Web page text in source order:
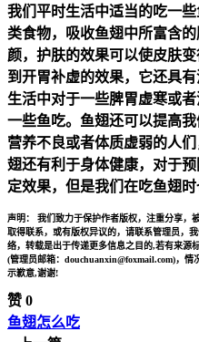
我们平时生活中适当的吃一
类食物，吸收鱼翅中所富含
颜，护肤的效果可以使皮肤
到开胃补虚的效果，它还具
生活中对于一些脾胃虚寒或
一些鱼吃。鱼翅还可以提高
营养不良或者体质虚弱的人
翅还有利于身体健康，对于
定效果，但是我们在吃鱼翅
声明：
我们致力于保护作者版权，注重分享，
取得联系，或有版权异议的，请联系管理员，
络，转载是出于传递更多信息之目的,若有来源
(管理员邮箱：douchuanxin@foxmail.com)，
示歉意,谢谢!
赞 0
鱼翅怎么吃